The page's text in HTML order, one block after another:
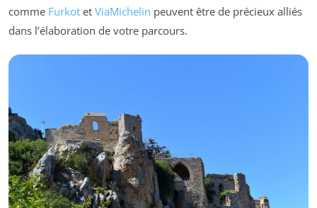
comme Furkot et ViaMichelin peuvent être de précieux alliés
dans l’élaboration de votre parcours.